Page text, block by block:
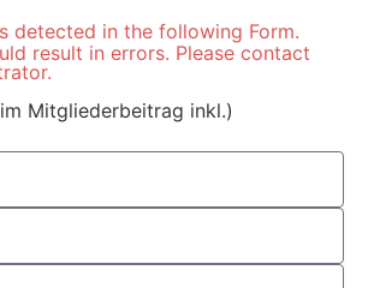
detected in the following Form.
result in errors. Please contact
Mitgliederbeitrag inkl.)